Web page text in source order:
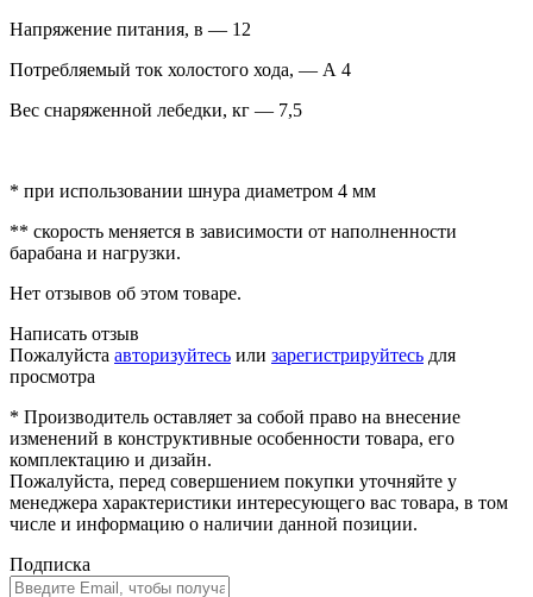
Напряжение питания, в — 12
Потребляемый ток холостого хода, — А 4
Вес снаряженной лебедки, кг — 7,5
* при использовании шнура диаметром 4 мм
** скорость меняется в зависимости от наполненности
барабана и нагрузки.
Нет отзывов об этом товаре.
Написать отзыв
Пожалуйста авторизуйтесь или зарегистрируйтесь для
просмотра
* Производитель оставляет за собой право на внесение
изменений в конструктивные особенности товара, его
комплектацию и дизайн.
Пожалуйста, перед совершением покупки уточняйте у
менеджера характеристики интересующего вас товара, в том
числе и информацию о наличии данной позиции.
Подписка